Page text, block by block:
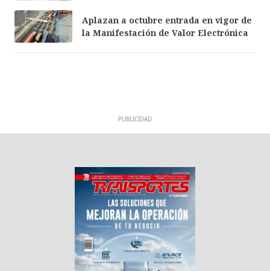
Aplazan a octubre entrada en vigor de
la Manifestación de Valor Electrónica
PUBLICIDAD